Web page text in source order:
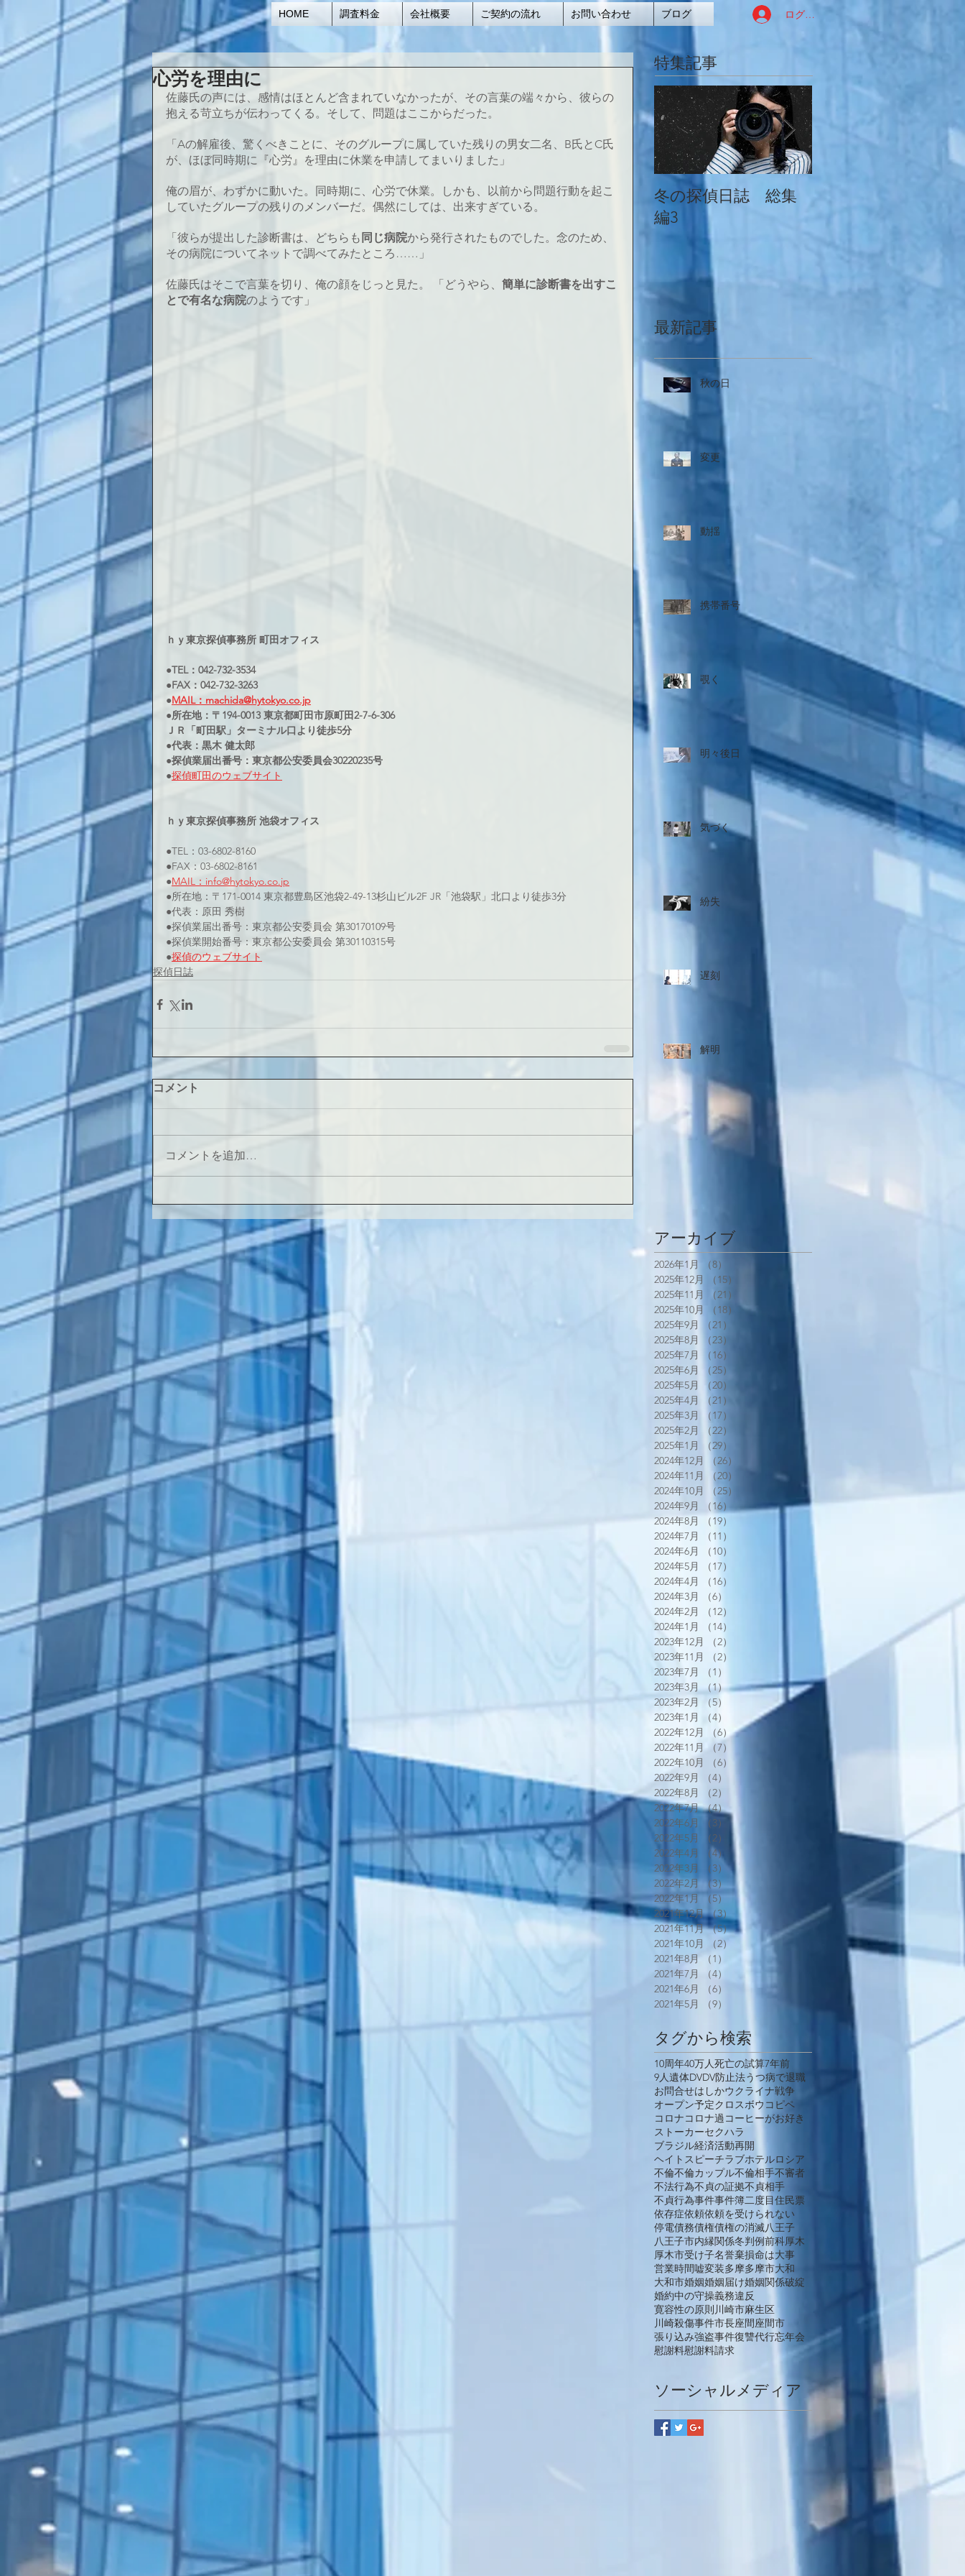
HOME 調査料金 会社概要 ご契約の流れ お問い合わせ ブログ ログイン
心労を理由に
佐藤氏の声には、感情はほとんど含まれていなかったが、その言葉の端々から、彼らの
抱える苛立ちが伝わってくる。そして、問題はここからだった。
「Aの解雇後、驚くべきことに、そのグループに属していた残りの男女二名、B氏とC氏
が、ほぼ同時期に『心労』を理由に休業を申請してまいりました」
俺の眉が、わずかに動いた。同時期に、心労で休業。しかも、以前から問題行動を起こ
していたグループの残りのメンバーだ。偶然にしては、出来すぎている。
「彼らが提出した診断書は、どちらも 同じ病院から発行されたものでした。念のため、
その病院についてネットで調べてみたところ……」
佐藤氏はそこで言葉を切り、俺の顔をじっと見た。 「どうやら、 簡単に診断書を出すこ
とで有名な病院のようです」
ｈｙ東京探偵事務所 町田オフィス
●TEL：042-732-3534
●FAX：042-732-3263
●MAIL：machida@hytokyo.co.jp
●所在地：〒194-0013 東京都町田市原町田2-7-6-306
ＪＲ「町田駅」ターミナル口より徒歩5分
●代表：黒木 健太郎
●探偵業届出番号：東京都公安委員会30220235号
●探偵町田のウェブサイト
ｈｙ東京探偵事務所 池袋オフィス
●TEL：03-6802-8160
●FAX：03-6802-8161
●MAIL：info@hytokyo.co.jp
●所在地：〒171-0014 東京都豊島区池袋2-49-13杉山ビル2F JR「池袋駅」北口より徒歩3分
●代表：原田 秀樹
●探偵業届出番号：東京都公安委員会 第30170109号
●探偵業開始番号：東京都公安委員会 第30110315号
●探偵のウェブサイト
探偵日誌
コメント
コメントを追加…
特集記事
冬の探偵日誌 総集
編3
最新記事
秋の日
変更
動揺
携帯番号
覗く
明々後日
気づく
紛失
遅刻
解明
アーカイブ
2026年1月 （8）
2025年12月
（15）
2025年11月
（21）
2025年10月
（18）
18件の記事
2025年9月
（21）
2025年8月
（23）
2025年7月
（16）
2025年6月
（25）
2025年5月
（20）
2025年4月
（21）
2025年3月
（17）
2025年2月
（22）
2025年1月
（29）
2024年12月
（26）
2024年11月
（20）
20件の記事
2024年10月
（25）
2024年9月
（16）
16件の記事
2024年8月
（19）
2024年7月
（11）
2024年6月
（10）
2024年5月
（17）
2024年4月
（16）
2024年3月
（6）
2024年2月
（12）
2024年1月
（14）
2023年12月
（2）
2023年11月
（2）
2023年7月
（1）
2023年3月
（1）1件の記事
2023年2月
（5）
2023年1月
（4）
4件の記事
2022年12月
（6）6件の記事
2022年11月
（7）
2022年10月
（6）
2022年9月
（4）
2022年8月
（2）
2022年7月 （4）
2022年6月
（3）
2022年5月
（2）
2022年4月
（4）
4件の記事
2022年3月
（3）3件の記事
2022年2月 （3）3件の記事
2022年1月
（5）
2021年12月 （3）
2021年11月 （5）5件の記事
2021年10月
（2）
2件の記事
2021年8月
（1）
2021年7月
（4）
2021年6月
（6）
6件の記事
2021年5月
（9）
タグから検索
10周年40万人死亡の試算7年前
9人遺体DVDV防止法うつ病で退職
お問合せはしかウクライナ戦争
オープン予定クロスボウ コピペ
コロナコロナ過コーヒーがお好き
ストーカーセクハラ
ブラジル経済活動再開
ヘイトスピーチラブホテルロシア
不倫不倫カップル不倫相手不審者
不法行為不貞の証拠不貞相手
不貞行為事件事件簿二度目住民票
依存症依頼依頼を受けられない
停電債務債権債権の消滅八王子
八王子市内縁関係冬判例前科厚木
厚木市受け子名誉棄損命は大事
営業時間嘘変装多摩多摩市大和
大和市婚姻婚姻届け婚姻関係破綻
婚約中の守操義務違反
寛容性の原則川崎市麻生区
川崎殺傷事件市長座間座間市
張り込み強盗事件復讐代行忘年会
慰謝料慰謝料請求
ソーシャルメディア